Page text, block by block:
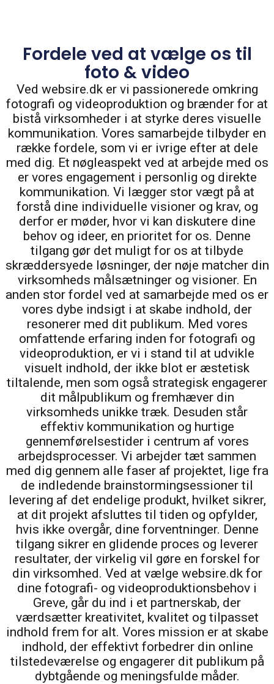
Fordele ved at vælge os til
foto & video
Ved websire.dk er vi passionerede omkring
fotografi og videoproduktion og brænder for at
bistå virksomheder i at styrke deres visuelle
kommunikation. Vores samarbejde tilbyder en
række fordele, som vi er ivrige efter at dele
med dig. Et nøgleaspekt ved at arbejde med os
er vores engagement i personlig og direkte
kommunikation. Vi lægger stor vægt på at
forstå dine individuelle visioner og krav, og
derfor er møder, hvor vi kan diskutere dine
behov og ideer, en prioritet for os. Denne
tilgang gør det muligt for os at tilbyde
skræddersyede løsninger, der nøje matcher din
virksomheds målsætninger og visioner. En
anden stor fordel ved at samarbejde med os er
vores dybe indsigt i at skabe indhold, der
resonerer med dit publikum. Med vores
omfattende erfaring inden for fotografi og
videoproduktion, er vi i stand til at udvikle
visuelt indhold, der ikke blot er æstetisk
tiltalende, men som også strategisk engagerer
dit målpublikum og fremhæver din
virksomheds unikke træk. Desuden står
effektiv kommunikation og hurtige
gennemførelsestider i centrum af vores
arbejdsprocesser. Vi arbejder tæt sammen
med dig gennem alle faser af projektet, lige fra
de indledende brainstormingsessioner til
levering af det endelige produkt, hvilket sikrer,
at dit projekt afsluttes til tiden og opfylder,
hvis ikke overgår, dine forventninger. Denne
tilgang sikrer en glidende proces og leverer
resultater, der virkelig vil gøre en forskel for
din virksomhed. Ved at vælge websire.dk for
dine fotografi- og videoproduktionsbehov i
Greve, går du ind i et partnerskab, der
værdsætter kreativitet, kvalitet og tilpasset
indhold frem for alt. Vores mission er at skabe
indhold, der effektivt forbedrer din online
tilstedeværelse og engagerer dit publikum på
dybtgående og meningsfulde måder.